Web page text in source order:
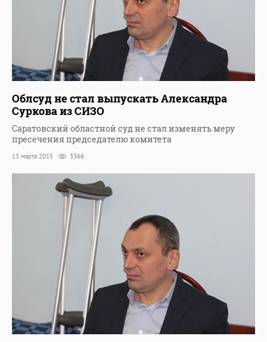
Облсуд не стал выпускать Александра
Суркова из СИЗО
Саратовский областной суд не стал изменять меру
пресечения председателю комитета
13 марта 2015 3366